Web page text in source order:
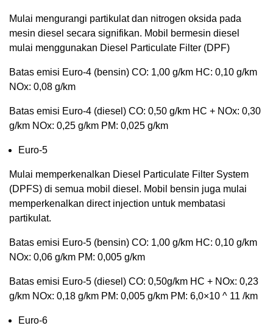
Mulai mengurangi partikulat dan nitrogen oksida pada
mesin diesel secara signifikan. Mobil bermesin diesel
mulai menggunakan Diesel Particulate Filter (DPF)
Batas emisi Euro-4 (bensin) CO: 1,00 g/km HC: 0,10 g/km
NOx: 0,08 g/km
Batas emisi Euro-4 (diesel) CO: 0,50 g/km HC + NOx: 0,30
g/km NOx: 0,25 g/km PM: 0,025 g/km
Euro-5
Mulai memperkenalkan Diesel Particulate Filter System
(DPFS) di semua mobil diesel. Mobil bensin juga mulai
memperkenalkan direct injection untuk membatasi
partikulat.
Batas emisi Euro-5 (bensin) CO: 1,00 g/km HC: 0,10 g/km
NOx: 0,06 g/km PM: 0,005 g/km
Batas emisi Euro-5 (diesel) CO: 0,50g/km HC + NOx: 0,23
g/km NOx: 0,18 g/km PM: 0,005 g/km PM: 6,0×10 ^ 11 /km
Euro-6